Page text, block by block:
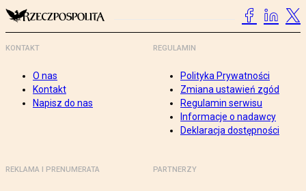
KONTAKT
O nas
Kontakt
Napisz do nas
REGULAMIN
Polityka Prywatności
Zmiana ustawień zgód
Regulamin serwisu
Informacje o nadawcy
Deklaracja dostępności
REKLAMA I PRENUMERATA PARTNERZY